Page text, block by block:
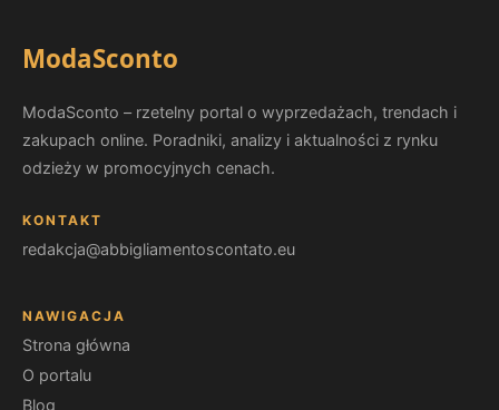
ModaSconto
ModaSconto – rzetelny portal o wyprzedażach, trendach i
zakupach online. Poradniki, analizy i aktualności z rynku
odzieży w promocyjnych cenach.
KONTAKT
redakcja@abbigliamentoscontato.eu
NAWIGACJA
Strona główna
O portalu
Blog